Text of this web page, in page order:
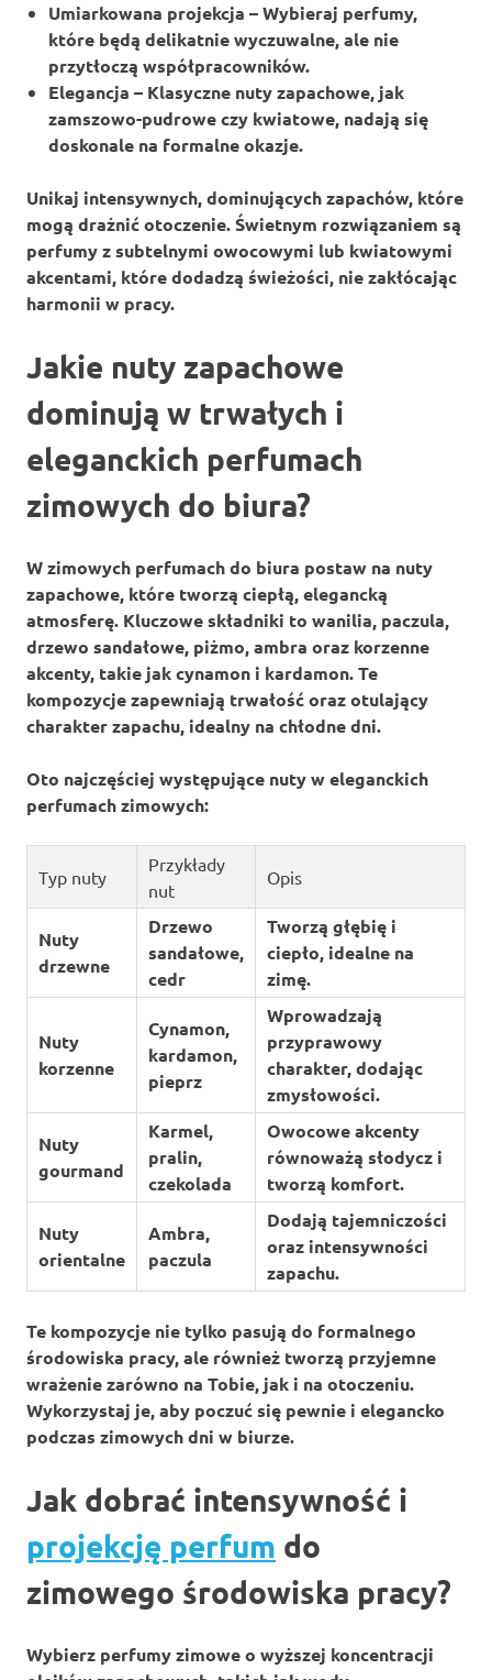
Umiarkowana projekcja – Wybieraj perfumy,
które będą delikatnie wyczuwalne, ale nie
przytłoczą współpracowników.
Elegancja – Klasyczne nuty zapachowe, jak
zamszowo-pudrowe czy kwiatowe, nadają się
doskonale na formalne okazje.
Unikaj intensywnych, dominujących zapachów, które
mogą drażnić otoczenie. Świetnym rozwiązaniem są
perfumy z subtelnymi owocowymi lub kwiatowymi
akcentami, które dodadzą świeżości, nie zakłócając
harmonii w pracy.
Jakie nuty zapachowe
dominują w trwałych i
eleganckich perfumach
zimowych do biura?
W zimowych perfumach do biura postaw na nuty
zapachowe, które tworzą ciepłą, elegancką
atmosferę. Kluczowe składniki to wanilia, paczula,
drzewo sandałowe, piżmo,ambra oraz korzenne
akcenty, takie jakcynamon i kardamon. Te
kompozycje zapewniają trwałość oraz otulający
charakter zapachu, idealny na chłodne dni.
Oto najczęściej występujące nuty w eleganckich
perfumach zimowych:
Typ nuty
Przykłady
nut
Opis
Nuty
drzewne
Drzewo
sandałowe,
cedr
Tworzą głębię i
ciepło, idealne na
zimę.
Nuty
korzenne
Cynamon,
kardamon,
pieprz
Wprowadzają
przyprawowy
charakter, dodając
zmysłowości.
Nuty
gourmand
Karmel,
pralin,
czekolada
Owocowe akcenty
równoważą słodycz i
tworzą komfort.
Nuty
orientalne
Ambra,
paczula
Dodają tajemniczości
oraz intensywności
zapachu.
Te kompozycje nie tylko pasują do formalnego
środowiska pracy, ale również tworzą przyjemne
wrażenie zarówno na Tobie, jak i na otoczeniu.
Wykorzystaj je, aby poczuć się pewnie i elegancko
podczas zimowych dni w biurze.
Jak dobrać intensywność i
projekcję perfum do
zimowego środowiska pracy?
Wybierz perfumy zimoweo wyższej koncentracji